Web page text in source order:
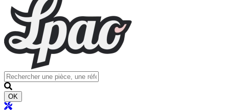
OK